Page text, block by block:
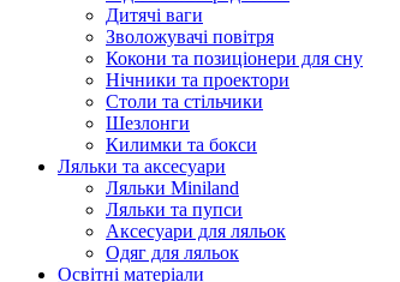
Дитячі ваги
Зволожувачі повітря
Кокони та позиціонери для сну
Нічники та проектори
Столи та стільчики
Шезлонги
Килимки та бокси
Ляльки та аксесуари
Ляльки Miniland
Ляльки та пупси
Аксесуари для ляльок
Одяг для ляльок
Освітні матеріали